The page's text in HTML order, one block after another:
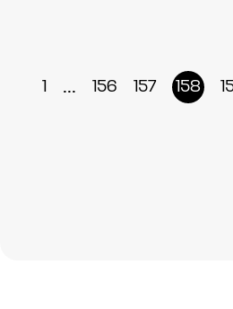
1 ... 156 157 158